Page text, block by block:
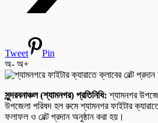
Tweet
Pin
অ- অ+
সুন্দরবনাঞ্চল (শ্যামনগর) প্রতিনিধি: শ্যামনগর
উপজেলা পরিষদ হল রুমে শ্যামনগর ফাইটার
ফলাফল ও বেল্ট প্রদান অনুষ্ঠান করা হয়।